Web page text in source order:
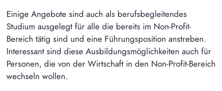
Einige Angebote sind auch als berufsbegleitendes
Studium ausgelegt für alle die bereits im Non-Profit-
Bereich tätig sind und eine Führungsposition anstreben.
Interessant sind diese Ausbildungsmöglichkeiten auch für
Personen, die von der Wirtschaft in den Non-Profit-Bereich
wechseln wollen.